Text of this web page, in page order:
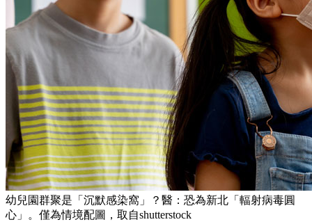
幼兒園群聚是「沉默感染窩」？醫：恐為新北「輻射病毒圓
心」。僅為情境配圖，取自shutterstock